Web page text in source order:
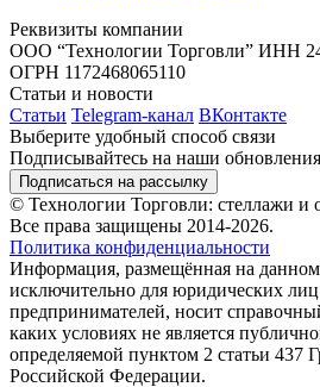
Реквизиты компании
ООО “Технологии Торговли” ИНН
ОГРН 1172468065110
Статьи и новости
Статьи Telegram-канал ВКонтакте
Выберите удобный способ связи
Подписывайтесь на наши обновления
Подписаться на рассылку
© Технологии Торговли: стеллажи и
Все права защищены 2014-2026.
Политика конфиденциальности
Информация, размещённая на данном
исключительно для юридических
предпринимателей, носит
каких условиях не является
определяемой пунктом 2 статьи 437
Российской Федерации.